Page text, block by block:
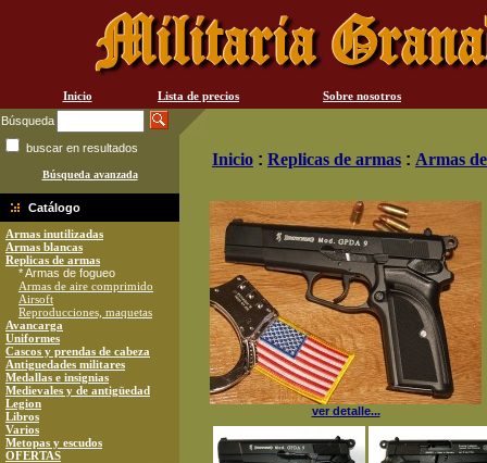
Inicio Lista de precios
Sobre nosotros
Búsqueda
buscar en resultados
Búsqueda avanzada
Catálogo
Armas inutilizadas
Armas blancas
Replicas de armas
* Armas de fogueo
Armas de aire comprimido
Airsoft
Reproducciones, maquetas
Avancarga
Uniformes
Cascos y prendas de cabeza
Antiguedades militares
Medallas e insignias
Medievales y de antigüedad
Legion
Libros
Varios
Metopas y escudos
OFERTAS
Inicio : Replicas de armas : Armas
ver detalle...